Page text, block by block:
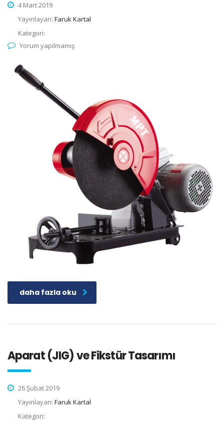
4 Mart 2019
Yayınlayan: Faruk Kartal
Kategori:
Yorum yapılmamış
daha fazla oku
Aparat (JIG) ve Fikstür Tasarımı
26 Şubat 2019
Yayınlayan: Faruk Kartal
Kategori: